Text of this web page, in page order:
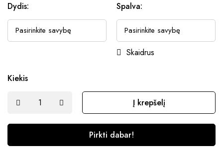
Dydis: Spalva:
Skaidrus
Kiekis
Į krepšelį
Pirkti dabar!